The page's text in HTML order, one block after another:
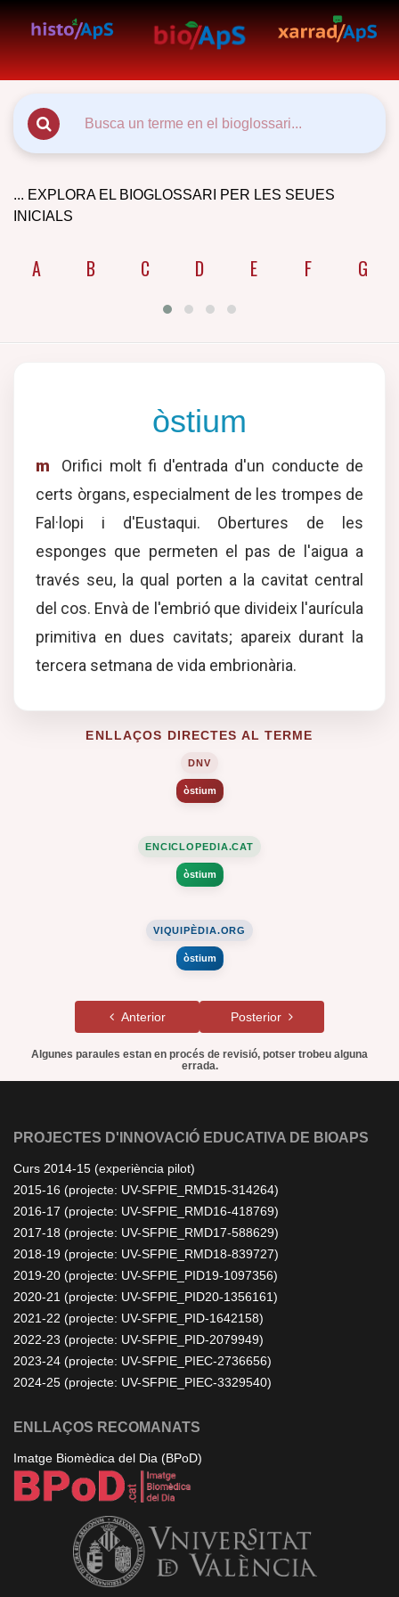
... EXPLORA EL BIOGLOSSARI PER LES SEUES
INICIALS
A B C D E F G
òstium
m
Orifici molt fi d'entrada d'un conducte de
certs òrgans, especialment de les trompes de
Fal·lopi i d'Eustaqui. Obertures de les
esponges que permeten el pas de l'aigua a
través seu, la qual porten a la cavitat central
del cos. Envà de l'embrió que divideix l'aurícula
primitiva en dues cavitats; apareix durant la
tercera setmana de vida embrionària.
ENLLAÇOS DIRECTES AL TERME
DNV
òstium
ENCICLOPEDIA.CAT
òstium
VIQUIPÈDIA.ORG
òstium
Anterior Posterior
Algunes paraules estan en procés de revisió, potser trobeu alguna
errada.
PROJECTES D'INNOVACIÓ EDUCATIVA DE BIOAPS
Curs 2014-15 (experiència pilot)
2015-16 (projecte: UV-SFPIE_RMD15-314264)
2016-17 (projecte: UV-SFPIE_RMD16-418769)
2017-18 (projecte: UV-SFPIE_RMD17-588629)
2018-19 (projecte: UV-SFPIE_RMD18-839727)
2019-20 (projecte: UV-SFPIE_PID19-1097356)
2020-21 (projecte: UV-SFPIE_PID20-1356161)
2021-22 (projecte: UV-SFPIE_PID-1642158)
2022-23 (projecte: UV-SFPIE_PID-2079949)
2023-24 (projecte: UV-SFPIE_PIEC-2736656)
2024-25 (projecte: UV-SFPIE_PIEC-3329540)
ENLLAÇOS RECOMANATS
Imatge Biomèdica del Dia (BPoD)